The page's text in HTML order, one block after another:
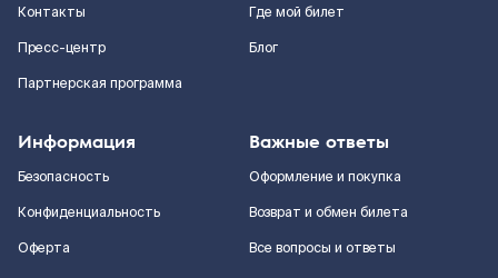
Контакты
Пресс-центр
Партнерская программа
Где мой билет
Блог
Информация
Безопасность
Конфиденциальность
Оферта
Важные ответы
Оформление и покупка
Возврат и обмен билета
Все вопросы и ответы